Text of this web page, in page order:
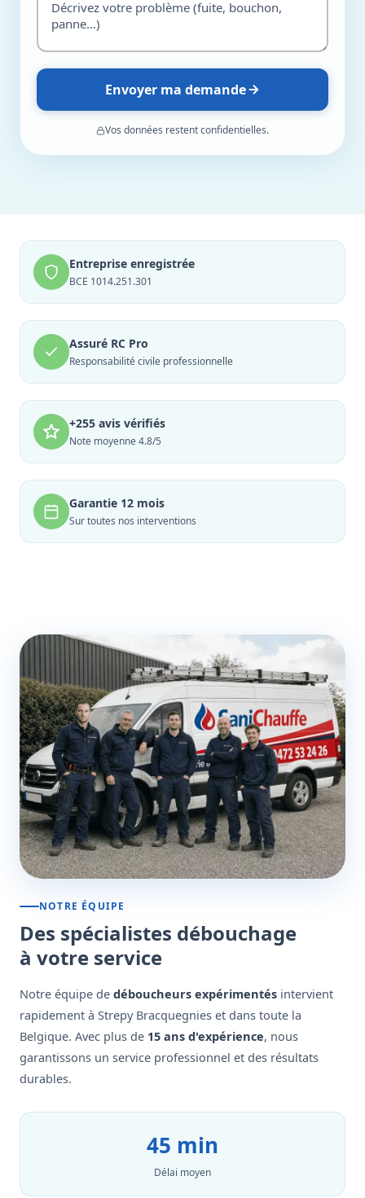
Envoyer ma demande
Vos données restent confidentielles.
Entreprise enregistrée
BCE 1014.251.301
Assuré RC Pro
Responsabilité civile professionnelle
+255 avis vérifiés
Note moyenne 4.8/5
Garantie 12 mois
Sur toutes nos interventions
NOTRE ÉQUIPE
Des spécialistes débouchage
à votre service
Notre équipe de déboucheurs expérimentés intervient
rapidement à Strepy Bracquegnies et dans toute la
Belgique. Avec plus de 15 ans d'expérience, nous
garantissons un service professionnel et des résultats
durables.
45 min
Délai moyen